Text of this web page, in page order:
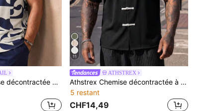
COMVAIL Chemise décontractée d'été grande taille pour hommes avec imprimé intégral
11
ATHSTREX
Athstrex Chemise décontractée à manches courtes pour hommes grande taille avec design de boutons grenouille
5 restant
CHF14,49